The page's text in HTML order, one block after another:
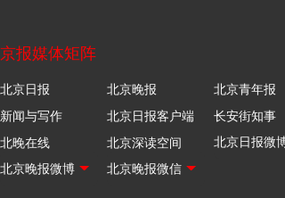
京报媒体矩阵
北京日报 北京晚报 北京青年报
新闻与写作
北京日报客户端 长安街知事
北晚在线
北京深读空间